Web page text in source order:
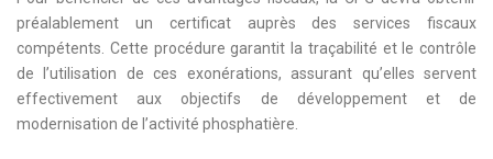
préalablement un certificat auprès des services fiscaux
compétents. Cette procédure garantit la traçabilité et le contrôle
de l’utilisation de ces exonérations, assurant qu’elles servent
effectivement aux objectifs de développement et de
modernisation de l’activité phosphatière.